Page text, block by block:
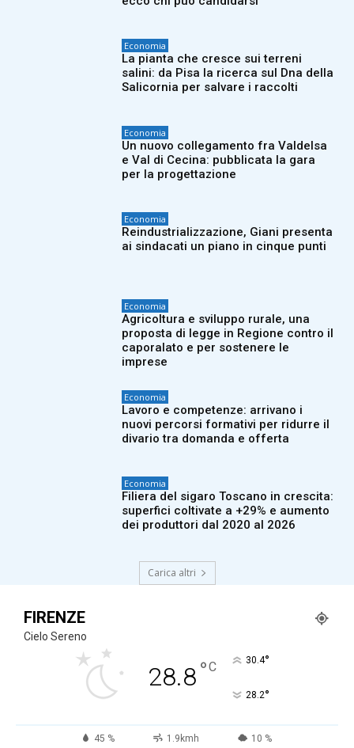
Economia
La pianta che cresce sui terreni
salini: da Pisa la ricerca sul Dna della
Salicornia per salvare i raccolti
Economia
Un nuovo collegamento fra Valdelsa
e Val di Cecina: pubblicata la gara
per la progettazione
Economia
Reindustrializzazione, Giani presenta
ai sindacati un piano in cinque punti
Economia
Agricoltura e sviluppo rurale, una
proposta di legge in Regione contro il
caporalato e per sostenere le
imprese
Economia
Lavoro e competenze: arrivano i
nuovi percorsi formativi per ridurre il
divario tra domanda e offerta
Economia
Filiera del sigaro Toscano in crescita:
superfici coltivate a +29% e aumento
dei produttori dal 2020 al 2026
Carica altri
FIRENZE
Cielo Sereno
28.8°C 30.4°
28.2°
45 % 1.9kmh 10 %